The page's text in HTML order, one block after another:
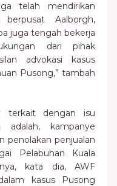
telah mendirikan
Aalborgh,
juga tengah bekerja
dari pihak
advokasi kasus
Pusong,” tambah
terkait dengan isu
adalah, kampanye
penolakan penjualan
Pelabuhan Kuala
kata dia, AWF
kasus Pusong